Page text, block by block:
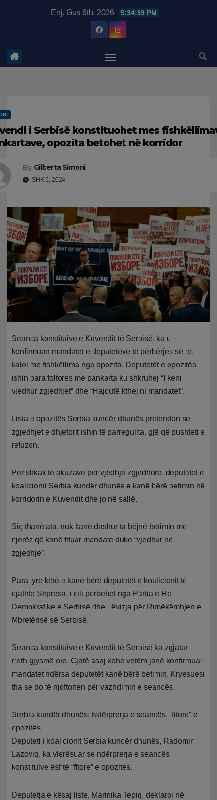
Enj. Gus 6th, 2026 5:35:00 PM
i Serbisë konstituohet mes
opozita betohet në korridor
By Gilberta Simoni
SHK 6, 2024
Seanca konstituive e Kuvendit të Serbisë, ku u
konfirmuan mandatet e deputetëve të përbërjes së re,
kaloi me fishkëllima nga opozita. Deputetët e opozitës
ishin para foltores me pankarta ku shkruhej “I keni
vjedhur zgjedhjet” dhe “Hajdutë kthejini mandatet”.
Lista e opozitës Serbia kundër dhunës pretendon se
zgjedhjet e dhjetorit ishin të parregullta, gjë që pushteti e
refuzon.
Për shkak të akuzave për vjedhje zgjedhore, deputetët e
koalicionit Serbia kundër dhunës e kanë bërë betimin në
korridorin e Kuvendit dhe jo në sallë.
Siç thanë ata, nuk kanë dashur ta bëjnë betimin me
njerëz që kanë fituar mandate duke “vjedhur në
zgjedhje”.
Para tyre këtë e kanë bërë deputetët e koalicionit të
djathtë Shpresa, i cili përbëhet nga Partia e Re
Demokratike e Serbisë dhe Lëvizja për Rimëkëmbjen e
Mbretërisë së Serbisë.
Seanca konstituive e Kuvendit të Serbisë ka zgjatur
rreth gjysmë ore. Gjatë asaj kohe vetëm janë konfirmuar
mandatet ndërsa deputetët kanë bërë betimin. Kryesuesi
tha se do të njoftohen për vazhdimin e seancës.
Serbia kundër dhunës: Ndërprerja e seancës, “fitore” e
opozitës
Deputeti i koalicionit Serbia kundër dhunës, Radomir
Lazoviq, ka vlerësuar se ndërprerja e seancës
konstituive është “fitore” e opozitës.
Deputetja e kësaj liste, Marinika Tepiq, deklaroi në